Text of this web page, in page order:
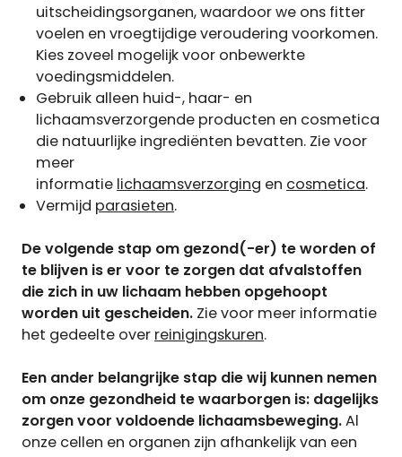
uitscheidingsorganen, waardoor we ons fitter
voelen en vroegtijdige veroudering voorkomen.
Kies zoveel mogelijk voor onbewerkte
voedingsmiddelen.
Gebruik alleen huid-, haar- en
lichaamsverzorgende producten en cosmetica
die natuurlijke ingrediënten bevatten. Zie voor
meer
informatie lichaamsverzorging en cosmetica.
Vermijd parasieten.
De volgende stap om gezond(-er) te worden of
te blijven is er voor te zorgen dat afvalstoffen
die zich in uw lichaam hebben opgehoopt
worden uit gescheiden. Zie voor meer informatie
het gedeelte over reinigingskuren.
Een ander belangrijke stap die wij kunnen nemen
om onze gezondheid te waarborgen is: dagelijks
zorgen voor voldoende lichaamsbeweging.Al
onze cellen en organen zijn afhankelijk van een